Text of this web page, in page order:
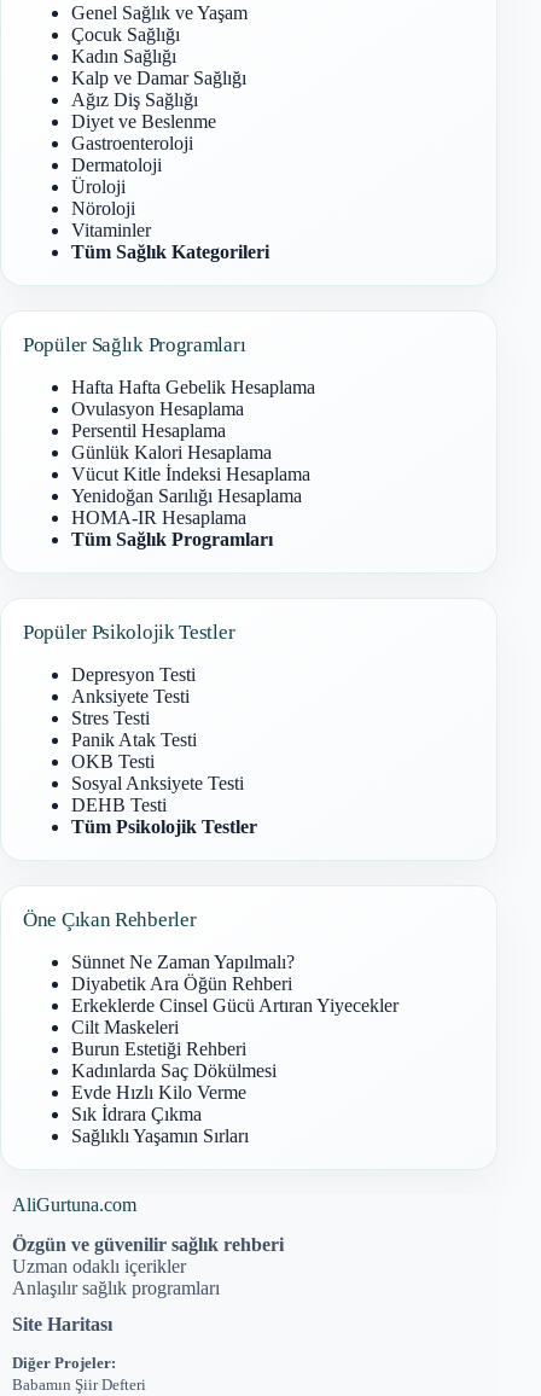
Genel Sağlık ve Yaşam
Çocuk Sağlığı
Kadın Sağlığı
Kalp ve Damar Sağlığı
Ağız Diş Sağlığı
Diyet ve Beslenme
Gastroenteroloji
Dermatoloji
Üroloji
Nöroloji
Vitaminler
Tüm Sağlık Kategorileri
Popüler Sağlık Programları
Hafta Hafta Gebelik Hesaplama
Ovulasyon Hesaplama
Persentil Hesaplama
Günlük Kalori Hesaplama
Vücut Kitle İndeksi Hesaplama
Yenidoğan Sarılığı Hesaplama
HOMA-IR Hesaplama
Tüm Sağlık Programları
Popüler Psikolojik Testler
Depresyon Testi
Anksiyete Testi
Stres Testi
Panik Atak Testi
OKB Testi
Sosyal Anksiyete Testi
DEHB Testi
Tüm Psikolojik Testler
Öne Çıkan Rehberler
Sünnet Ne Zaman Yapılmalı?
Diyabetik Ara Öğün Rehberi
Erkeklerde Cinsel Gücü Artıran Yiyecekler
Cilt Maskeleri
Burun Estetiği Rehberi
Kadınlarda Saç Dökülmesi
Evde Hızlı Kilo Verme
Sık İdrara Çıkma
Sağlıklı Yaşamın Sırları
AliGurtuna.com
Özgün ve güvenilir sağlık rehberi
Uzman odaklı içerikler
Anlaşılır sağlık programları
Site Haritası
Diğer Projeler:
Babamın Şiir Defteri